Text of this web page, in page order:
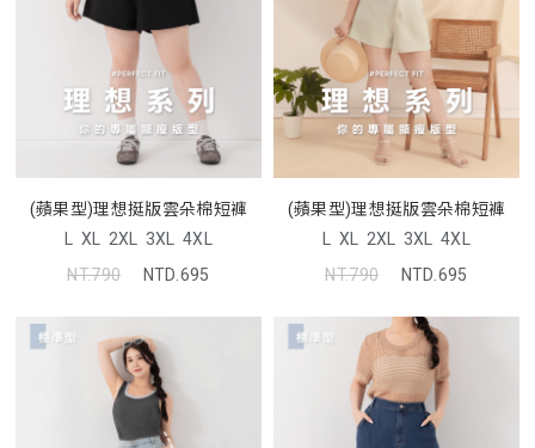
(蘋果型)理想挺版雲朵棉短褲
L XL 2XL 3XL 4XL
NT.790
NTD.695
(蘋果型)理想挺版雲朵棉短褲
L XL 2XL 3XL 4XL
NT.790
NTD.695